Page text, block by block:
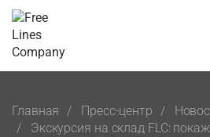
Главная Пресс-центр
Экскурсия на склад FLC: